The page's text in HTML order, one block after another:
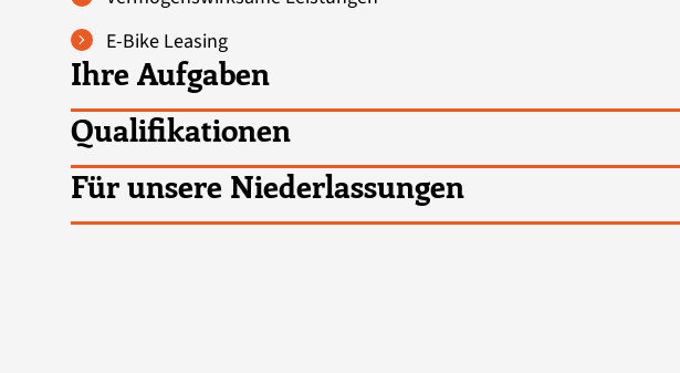
E-Bike Leasing
Ihre Aufgaben
Qualifikationen
Für unsere Niederlassungen